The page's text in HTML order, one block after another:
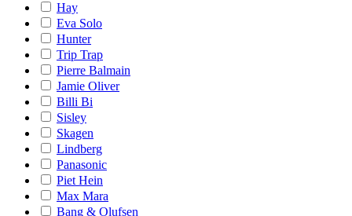
Hay
Eva Solo
Hunter
Trip Trap
Pierre Balmain
Jamie Oliver
Billi Bi
Sisley
Skagen
Lindberg
Panasonic
Piet Hein
Max Mara
Bang & Olufsen